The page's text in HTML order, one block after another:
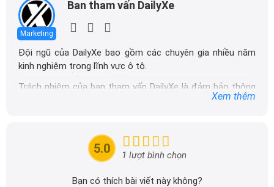
Marketing
Ban tham vấn DailyXe
Đội ngũ của DailyXe bao gồm các chuyên gia nhiều năm
kinh nghiệm trong lĩnh vực ô tô.
Trách nhiệm của ban tham vấn DailyXe là đảm bảo thông
tin chính xác được đăng tải trên dailyxe.com.vn, thường
tin nhanh chóng và dễ dàng hơn.
Xem thêm
5.0 1 lượt bình chọn
Bạn có thích bài viết này không?